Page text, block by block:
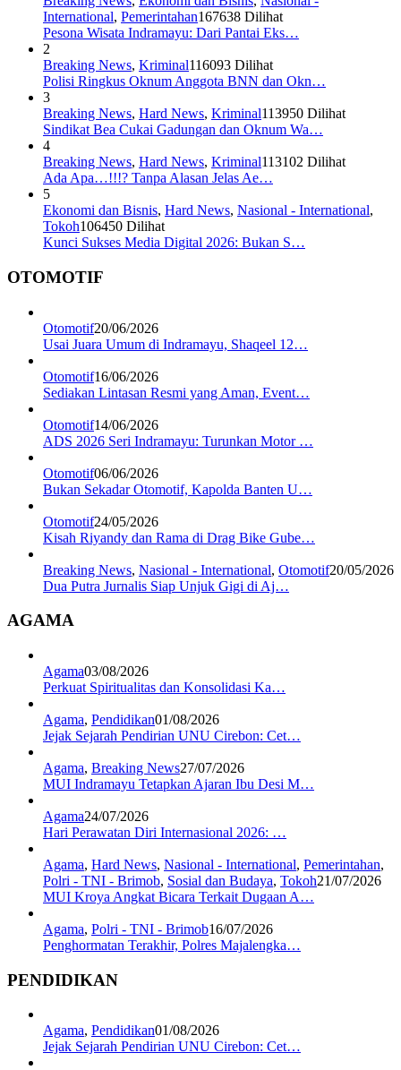
International, Pemerintahan167638 Dilihat
Pesona Wisata Indramayu: Dari Pantai Eks…
2
Breaking News, Kriminal116093 Dilihat
Polisi Ringkus Oknum Anggota BNN dan Okn…
3
Breaking News, Hard News, Kriminal113950 Dilihat
Sindikat Bea Cukai Gadungan dan Oknum Wa…
4
Breaking News, Hard News, Kriminal113102 Dilihat
Ada Apa…!!!? Tanpa Alasan Jelas Ae…
5
Ekonomi dan Bisnis, Hard News, Nasional - International,
Tokoh106450 Dilihat
Kunci Sukses Media Digital 2026: Bukan S…
OTOMOTIF
Otomotif20/06/2026
Usai Juara Umum di Indramayu, Shaqeel 12…
Otomotif16/06/2026
Sediakan Lintasan Resmi yang Aman, Event…
Otomotif14/06/2026
ADS 2026 Seri Indramayu: Turunkan Motor …
Otomotif06/06/2026
Bukan Sekadar Otomotif, Kapolda Banten U…
Otomotif24/05/2026
Kisah Riyandy dan Rama di Drag Bike Gube…
Breaking News, Nasional - International, Otomotif20/05/2026
Dua Putra Jurnalis Siap Unjuk Gigi di Aj…
AGAMA
Agama03/08/2026
Perkuat Spiritualitas dan Konsolidasi Ka…
Agama, Pendidikan01/08/2026
Jejak Sejarah Pendirian UNU Cirebon: Cet…
Agama, Breaking News27/07/2026
MUI Indramayu Tetapkan Ajaran Ibu Desi M…
Agama24/07/2026
Hari Perawatan Diri Internasional 2026: …
Agama, Hard News, Nasional - International, Pemerintahan,
Polri - TNI - Brimob, Sosial dan Budaya, Tokoh21/07/2026
MUI Kroya Angkat Bicara Terkait Dugaan A…
Agama, Polri - TNI - Brimob16/07/2026
Penghormatan Terakhir, Polres Majalengka…
PENDIDIKAN
Agama, Pendidikan01/08/2026
Jejak Sejarah Pendirian UNU Cirebon: Cet…